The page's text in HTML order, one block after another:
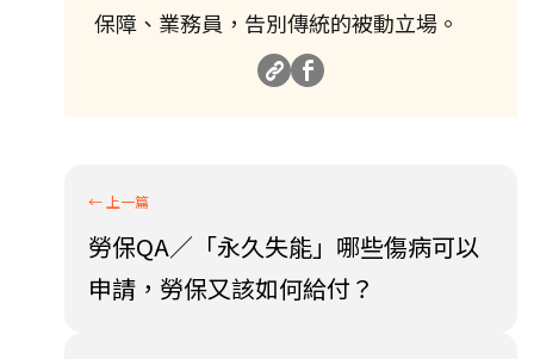
保障、業務員，告別傳統的被動立場。
勞保QA／「永久失能」哪些傷病可以
申請，勞保又該如何給付？